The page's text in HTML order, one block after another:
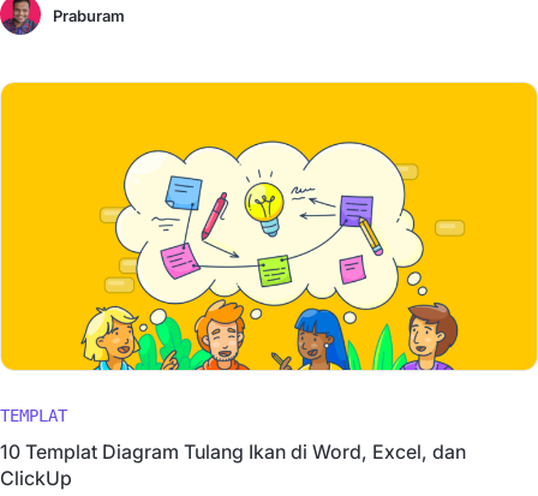
Praburam
TEMPLAT
10 Templat Diagram Tulang Ikan di Word, Excel, dan
ClickUp